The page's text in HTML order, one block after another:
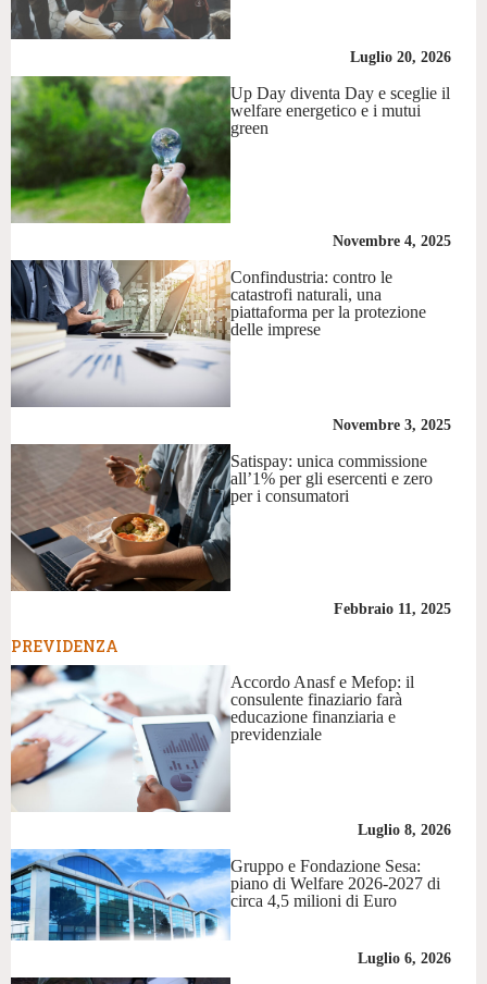
Luglio 20, 2026
Up Day diventa Day e sceglie il
welfare energetico e i mutui
green
Novembre 4, 2025
Confindustria: contro le
catastrofi naturali, una
piattaforma per la protezione
delle imprese
Novembre 3, 2025
Satispay: unica commissione
all’1% per gli esercenti e zero
per i consumatori
Febbraio 11, 2025
PREVIDENZA
Accordo Anasf e Mefop: il
consulente finaziario farà
educazione finanziaria e
previdenziale
Luglio 8, 2026
Gruppo e Fondazione Sesa:
piano di Welfare 2026-2027 di
circa 4,5 milioni di Euro
Luglio 6, 2026